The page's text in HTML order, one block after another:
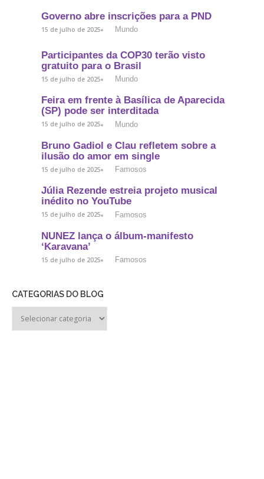
Governo abre inscrições para a PND
15 de julho de 2025 Mundo
Participantes da COP30 terão visto
gratuito para o Brasil
15 de julho de 2025 Mundo
Feira em frente à Basílica de Aparecida
(SP) pode ser interditada
15 de julho de 2025 Mundo
Bruno Gadiol e Clau refletem sobre a
ilusão do amor em single
15 de julho de 2025 Famosos
Júlia Rezende estreia projeto musical
inédito no YouTube
15 de julho de 2025 Famosos
NUNEZ lança o álbum-manifesto
‘Karavana’
15 de julho de 2025 Famosos
CATEGORIAS DO BLOG